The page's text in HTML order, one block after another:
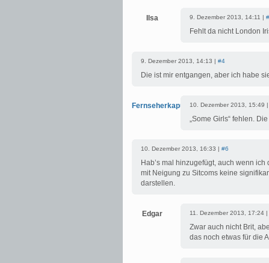
Ilsa 9. Dezember 2013, 14:11 |
Fehlt da nicht London
9. Dezember 2013, 14:13 | #4
Die ist mir entgangen, aber ich habe
Fernseherkaputt 10. Dezember 2013, 15:49 |
„Some Girls“ fehlen.
10. Dezember 2013, 16:33 | #6
Hab’s mal hinzugefügt, auch wenn
mit Neigung zu Sitcoms keine
darstellen.
Edgar 11. Dezember 2013, 17:24 |
Zwar auch nicht Brit,
das noch etwas für die